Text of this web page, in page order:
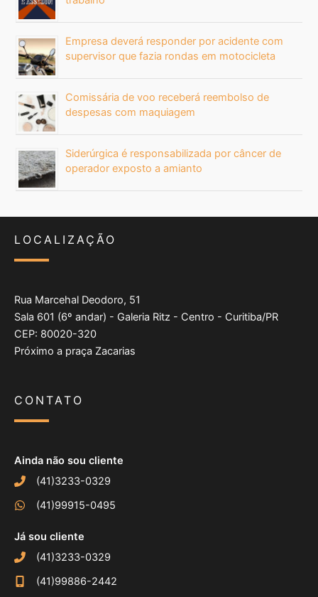
Empresa deverá responder por acidente com
supervisor que fazia rondas em motocicleta
Comissária de voo receberá reembolso de
despesas com maquiagem
Siderúrgica é responsabilizada por câncer de
operador exposto a amianto
LOCALIZAÇÃO
Rua Marcehal Deodoro, 51
Sala 601 (6º andar) - Galeria Ritz - Centro - Curitiba/PR
CEP: 80020-320
Próximo a praça Zacarias
CONTATO
Ainda não sou cliente
(41)3233-0329
(41)99915-0495
Já sou cliente
(41)3233-0329
(41)99886-2442